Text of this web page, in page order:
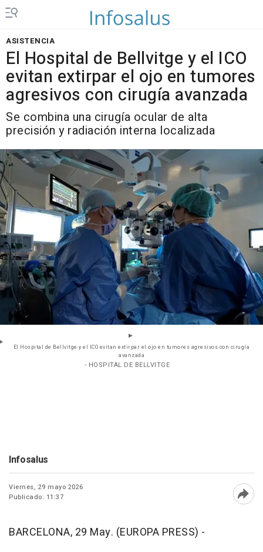
ASISTENCIA
El Hospital de Bellvitge y el ICO
evitan extirpar el ojo en tumores
agresivos con cirugía avanzada
Se combina una cirugía ocular de alta
precisión y radiación interna localizada
El Hospital de Bellvitge y el ICO evitan extirpar el ojo en tumores agresivos con cirugía
avanzada
- HOSPITAL DE BELLVITGE
Infosalus
Viernes, 29 mayo 2026
Publicado: 11:37
BARCELONA, 29 May. (EUROPA PRESS) -